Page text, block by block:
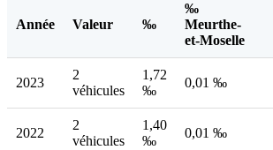
Année Valeur ‰
‰
Meurthe-
et-Moselle
2023
2
véhicules
1,72
‰
0,01 ‰
2022
2
véhicules
1,40
‰
0,01 ‰